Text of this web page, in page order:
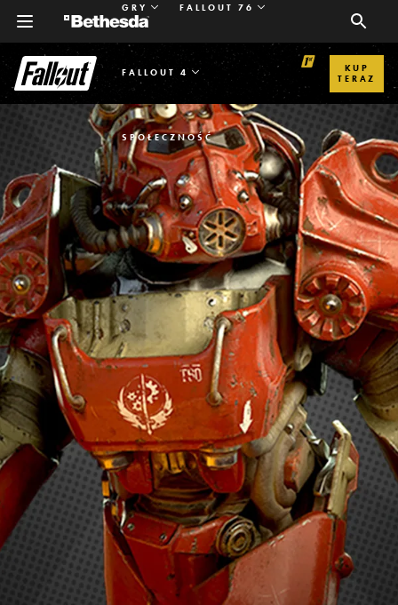
GRY FALLOUT 76
FALLOUT 4
SPOŁECZNOŚĆ
KUP
TERAZ